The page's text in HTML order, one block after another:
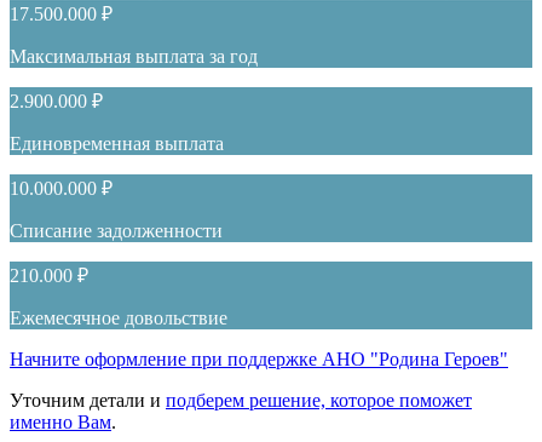
17.500.000 ₽
Максимальная выплата за год
2.900.000 ₽
Единовременная выплата
10.000.000 ₽
Списание задолженности
210.000 ₽
Ежемесячное довольствие
Начните оформление при поддержке АНО "Родина Героев"
Уточним детали и подберем решение, которое поможет
именно Вам.